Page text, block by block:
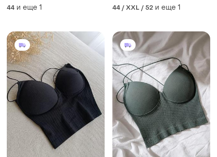
44 и еще 1 44 / XXL / 52 и еще 1